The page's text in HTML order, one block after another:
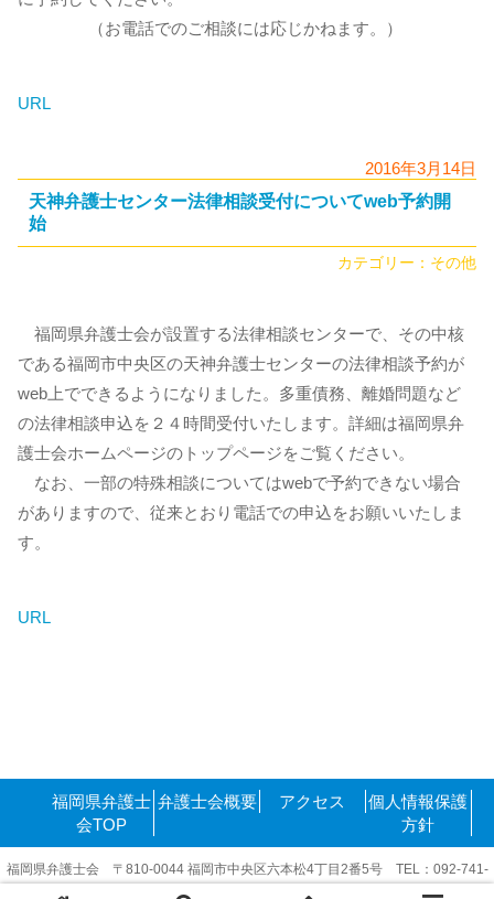
（お電話でのご相談には応じかねます。）
URL
2016年3月14日
天神弁護士センター法律相談受付についてweb予約開
始
カテゴリー： その他
福岡県弁護士会が設置する法律相談センターで、その中核
である福岡市中央区の天神弁護士センターの法律相談予約が
web上でできるようになりました。多重債務、離婚問題など
の法律相談申込を２４時間受付いたします。詳細は福岡県弁
護士会ホームページのトップページをご覧ください。
なお、一部の特殊相談についてはwebで予約できない場合
がありますので、従来とおり電話での申込をお願いいたしま
す。
URL
福岡県弁護士
会TOP
弁護士会概要 アクセス
個人情報保護
方針
福岡県弁護士会 〒810-0044 福岡市中央区六本松4丁目2番5号 TEL：092-741-